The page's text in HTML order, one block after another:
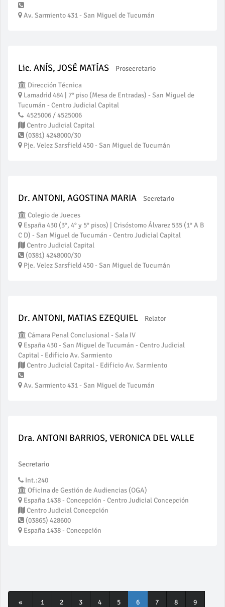
Av. Sarmiento 431 - San Miguel de Tucumán
Lic. ANÍS, JOSÉ MATÍAS
Prosecretario
Dirección Técnica
Lamadrid 484 | 7° piso (Mesa de Entradas) - San Miguel de
Tucumán - Centro Judicial Capital
4525006 / 4525006
Centro Judicial Capital
(0381) 4248000/30
Pje. Velez Sarsfield 450 - San Miguel de Tucumán
Dr. ANTONI, AGOSTINA MARIA
Secretario
Colegio de Jueces
España 430 (3°, 4° y 5° pisos) | Crisóstomo Álvarez 535 (1° A B
C D) - San Miguel de Tucumán - Centro Judicial Capital
Centro Judicial Capital
(0381) 4248000/30
Pje. Velez Sarsfield 450 - San Miguel de Tucumán
Dr. ANTONI, MATIAS EZEQUIEL
Relator
Cámara Penal Conclusional - Sala IV
España 430 - San Miguel de Tucumán - Centro Judicial
Capital - Edificio Av. Sarmiento
Centro Judicial Capital - Edificio Av. Sarmiento
Av. Sarmiento 431 - San Miguel de Tucumán
Dra. ANTONI BARRIOS, VERONICA DEL VALLE
Secretario
Int.:240
Oficina de Gestión de Audiencias (OGA)
España 1438 - Concepción - Centro Judicial Concepción
Centro Judicial Concepción
(03865) 428600
España 1438 - Concepción
« 1 2 3 4 5 6 7 8 9